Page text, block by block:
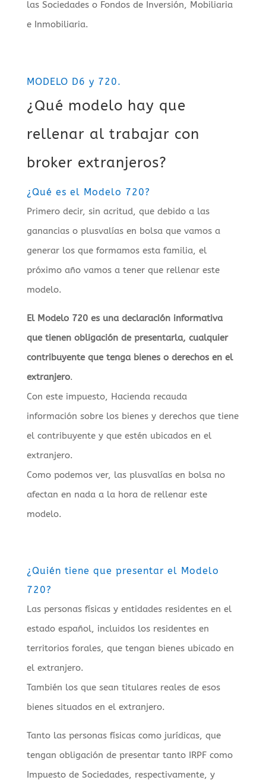
las Sociedades o Fondos de Inversión, Mobiliaria
e Inmobiliaria.
MODELO D6 y 720.
¿Qué modelo hay que
rellenar al trabajar con
broker extranjeros?
¿Qué es el Modelo 720?
Primero decir, sin acritud, que debido a las
ganancias o plusvalías en bolsa que vamos a
generar los que formamos esta familia, el
próximo año vamos a tener que rellenar este
modelo.
El Modelo 720 es una declaración informativa
que tienen obligación de presentarla, cualquier
contribuyente que tenga bienes o derechos en el
extranjero.
Con este impuesto, Hacienda recauda
información sobre los bienes y derechos que tiene
el contribuyente y que estén ubicados en el
extranjero.
Como podemos ver, las plusvalías en bolsa no
afectan en nada a la hora de rellenar este
modelo.
¿Quién tiene que presentar el Modelo
720?
Las personas físicas y entidades residentes en el
estado español, incluidos los residentes en
territorios forales, que tengan bienes ubicado en
el extranjero.
También los que sean titulares reales de esos
bienes situados en el extranjero.
Tanto las personas físicas como jurídicas, que
tengan obligación de presentar tanto IRPF como
Impuesto de Sociedades, respectivamente, y